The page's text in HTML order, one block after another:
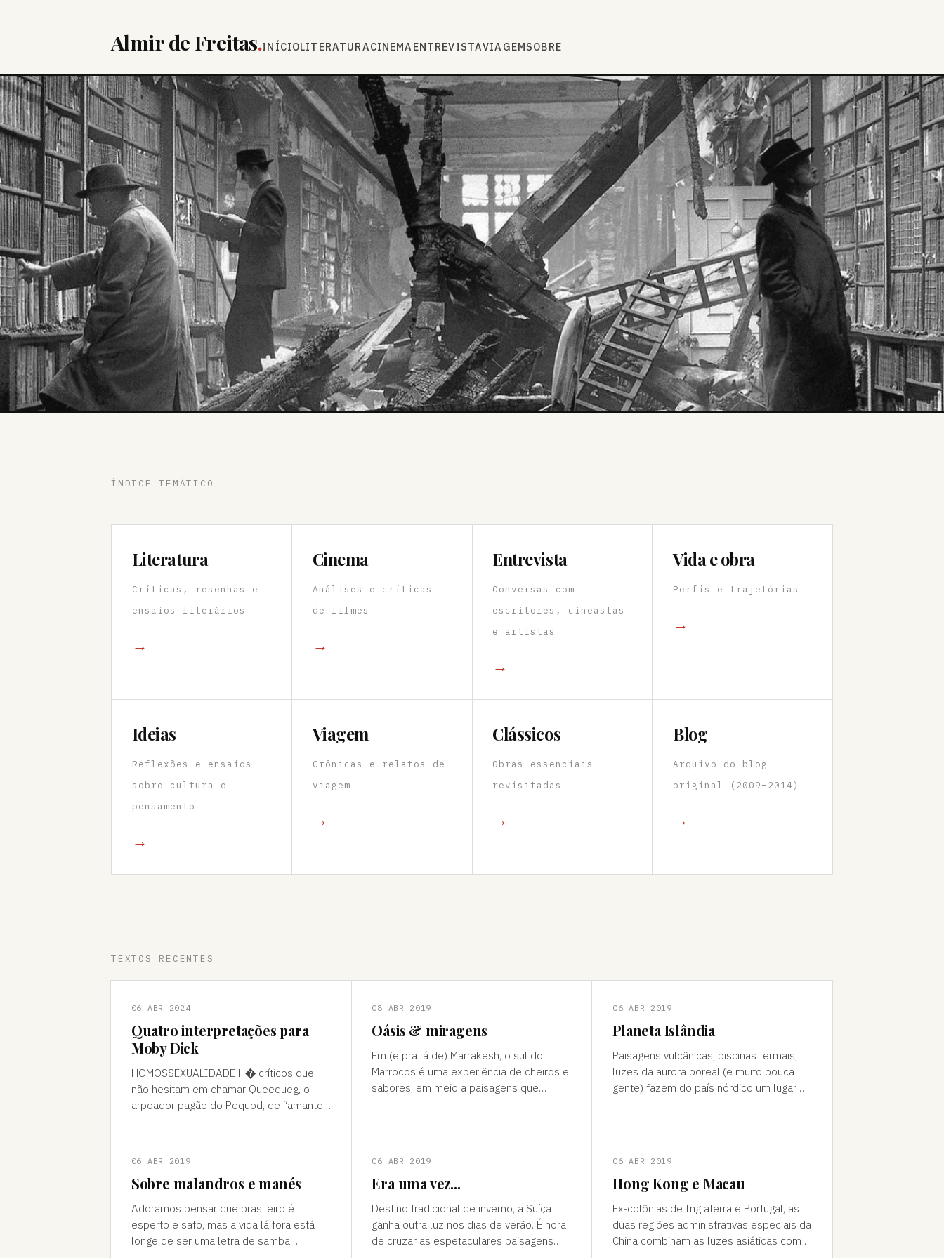
Almir de Freitas.INÍCIOLITERATURACINEMA ENTREVISTAVIAGEMSOBRE
ÍNDICE TEMÁTICO
Literatura
Críticas, resenhas e
ensaios literários
→
Cinema
Análises e críticas
de filmes
→
Entrevista
Conversas com
escritores, cineastas
e artistas
→
Vida e obra
Perfis e trajetórias
→
Ideias
Reflexões e ensaios
sobre cultura e
pensamento
→
Viagem
Crônicas e relatos de
viagem
→
Clássicos
Obras essenciais
revisitadas
→
Blog
Arquivo do blog
original (2009–2014)
→
TEXTOS RECENTES
06 ABR 2024
Quatro interpretações para
Moby Dick
HOMOSSEXUALIDADE H� críticos que
não hesitam em chamar Queequeg, o
arpoador pagão do Pequod, de “amante”
pode ser contestada, mas é compreens
08 ABR 2019
Oásis & miragens
Em (e pra lá de) Marrakesh, o sul do
Marrocos é uma experiência de cheiros e
sabores, em meio a paisagens que
06 ABR 2019
Planeta Islândia
Paisagens vulcânicas, piscinas termais,
luzes da aurora boreal (e muito pouca
gente) fazem do país nórdico um lugar de
06 ABR 2019
Sobre malandros e manés
Adoramos pensar que brasileiro é
esperto e safo, mas a vida lá fora está
longe de ser uma letra de samba
06 ABR 2019
Era uma vez...
Destino tradicional de inverno, a Suíça
ganha outra luz nos dias de verão. É hora
de cruzar as espetaculares paisagens
06 ABR 2019
Hong Kong e Macau
Ex-colônias de Inglaterra e Portugal, as
duas regiões administrativas especiais da
China combinam as luzes asiáticas com o